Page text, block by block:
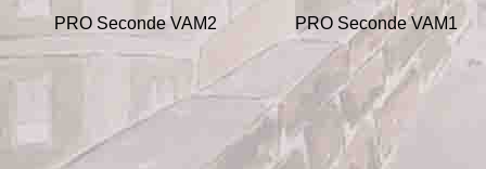
PRO Seconde VAM2 PRO Seconde VAM1